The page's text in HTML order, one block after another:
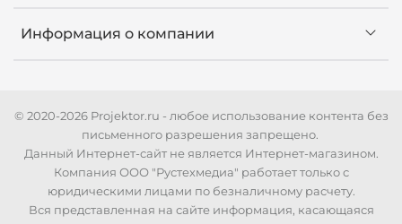
Информация о компании
© 2020-2026 Projektor.ru - любое использование контента без
письменного разрешения запрещено.
Данный Интернет-сайт не является Интернет-магазином.
Компания ООО "Рустехмедиа" работает только с
юридическими лицами по безналичному расчету.
Вся представленная на сайте информация, касающаяся